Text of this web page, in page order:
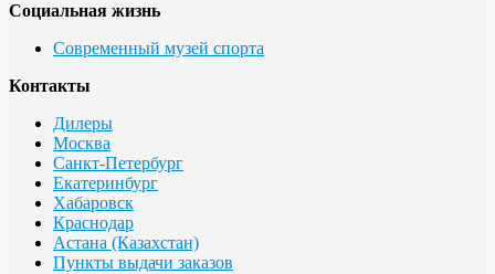
Социальная жизнь
Современный музей спорта
Контакты
Дилеры
Москва
Санкт-Петербург
Екатеринбург
Хабаровск
Краснодар
Астана (Казахстан)
Пункты выдачи заказов